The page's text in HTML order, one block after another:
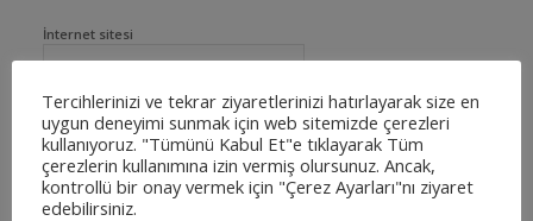
İnternet sitesi
Tercihlerinizi ve tekrar ziyaretlerinizi hatırlayarak size en
uygun deneyimi sunmak için web sitemizde çerezleri
kullanıyoruz. "Tümünü Kabul Et"e tıklayarak Tüm
çerezlerin kullanımına izin vermiş olursunuz. Ancak,
kontrollü bir onay vermek için "Çerez Ayarları"nı ziyaret
edebilirsiniz.